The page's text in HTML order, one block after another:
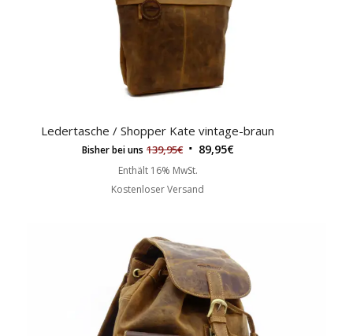
Ledertasche / Shopper Kate vintage-braun
Bisher bei uns 139,95€ 89,95€
Enthält 16% MwSt.
Kostenloser Versand